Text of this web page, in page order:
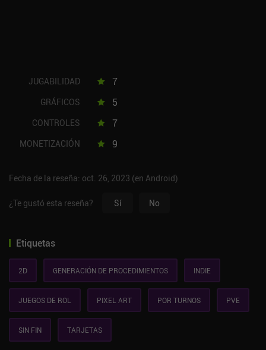
JUGABILIDAD 7
GRÁFICOS 5
CONTROLES 7
MONETIZACIÓN 9
Fecha de la reseña: oct. 26, 2023 (en Android)
¿Te gustó esta reseña? Sí No
Etiquetas
2D GENERACIÓN DE PROCEDIMIENTOS INDIE
JUEGOS DE ROL PIXEL ART POR TURNOS PVE
SIN FIN TARJETAS